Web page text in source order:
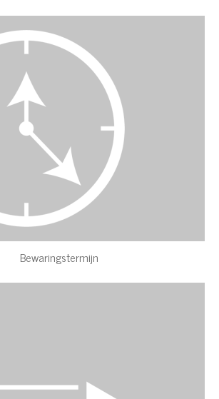
Bewaringstermijn